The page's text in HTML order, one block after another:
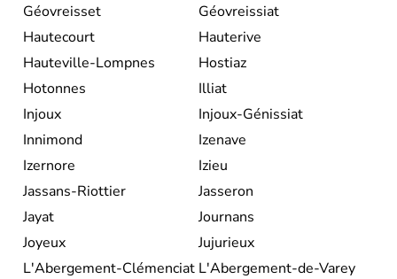
Géovreisset
Géovreissiat
Hautecourt
Hauterive
Hauteville-Lompnes
Hostiaz
Hotonnes
Illiat
Injoux
Injoux-Génissiat
Innimond
Izenave
Izernore
Izieu
Jassans-Riottier
Jasseron
Jayat
Journans
Joyeux
Jujurieux
L'Abergement-Clémenciat L'Abergement-de-Varey